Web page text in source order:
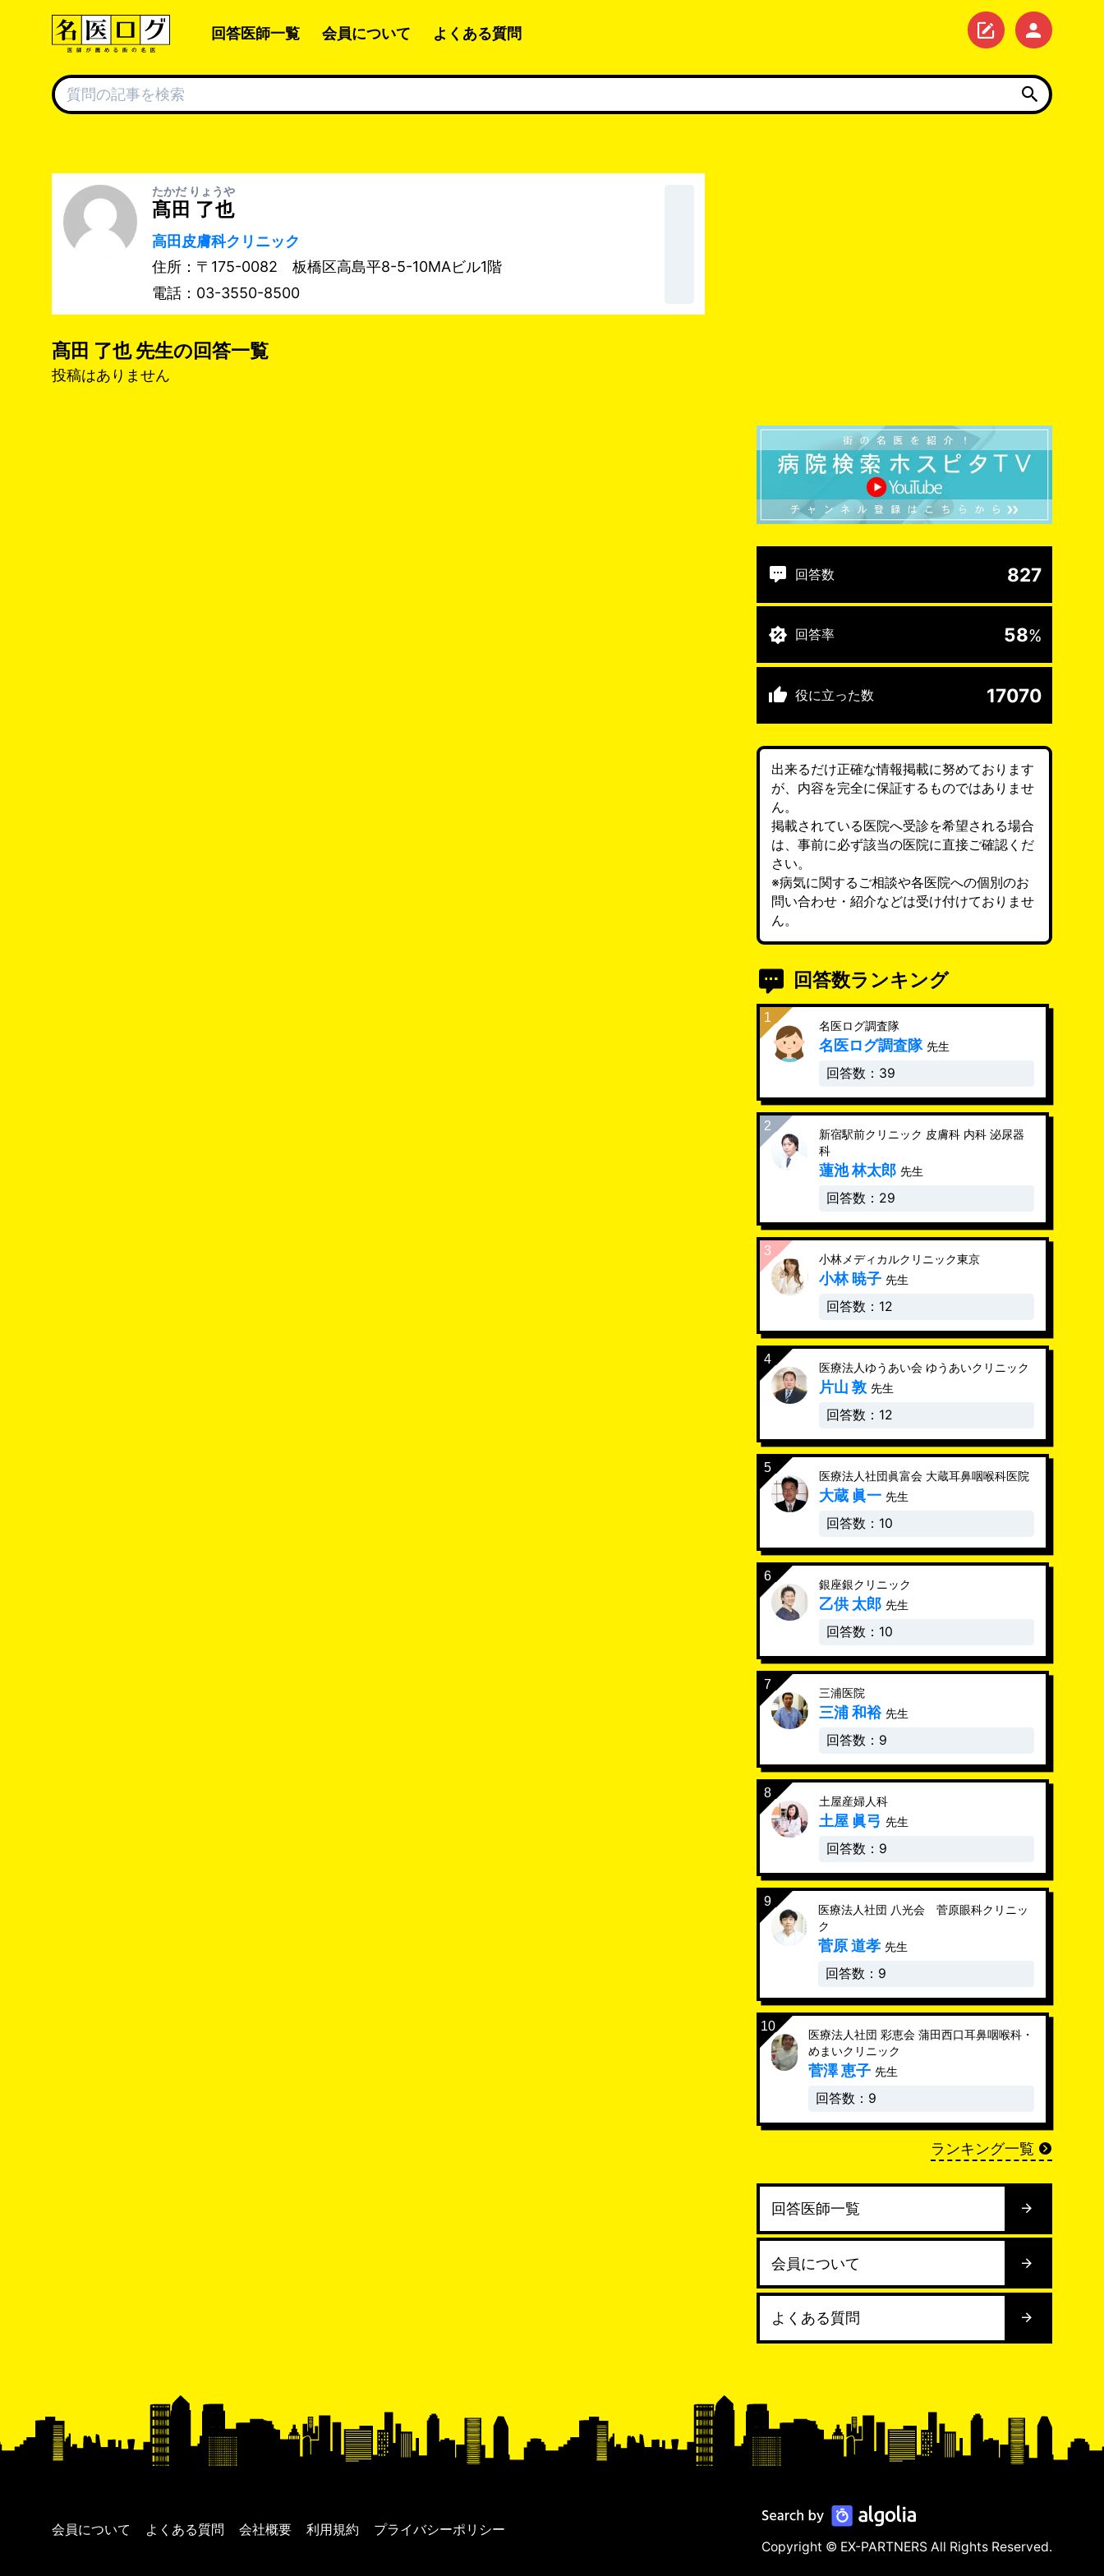
回答医師一覧 会員について よくある質問
髙田 了也
たかだ りょうや
高田皮膚科クリニック
住所：〒175-0082 板橋区高島平8-5-10MAビル1階
電話：03-3550-8500
髙田 了也 先生の回答一覧
投稿はありません
回答数 827
回答率 58%
役に立った数 17070
出来るだけ正確な情報掲載に努めております
が、内容を完全に保証するものではありませ
ん。
掲載されている医院へ受診を希望される場合
は、事前に必ず該当の医院に直接ご確認くだ
さい。
※病気に関するご相談や各医院への個別のお
問い合わせ・紹介などは受け付けておりませ
ん。
回答数ランキング
名医ログ調査隊
名医ログ調査隊 先生
回答数：39
新宿駅前クリニック 皮膚科 内科 泌尿器
科
蓮池 林太郎 先生
回答数：29
小林メディカルクリニック東京
小林 暁子 先生
回答数：12
医療法人ゆうあい会 ゆうあいクリニック
片山 敦 先生
回答数：12
医療法人社団眞富会 大蔵耳鼻咽喉科医院
大蔵 眞一 先生
回答数：10
銀座銀クリニック
乙供 太郎 先生
回答数：10
三浦医院
三浦 和裕 先生
回答数：9
土屋産婦人科
土屋 眞弓 先生
回答数：9
医療法人社団 八光会 菅原眼科クリニッ
ク
菅原 道孝 先生
回答数：9
医療法人社団 彩恵会 蒲田西口耳鼻咽喉科・
めまいクリニック
菅澤 恵子 先生
回答数：9
ランキング一覧
回答医師一覧
会員について
よくある質問
会員について よくある質問 会社概要 利用規約
プライバシーポリシー
Copyright © EX-PARTNERS All Rights Reserved.